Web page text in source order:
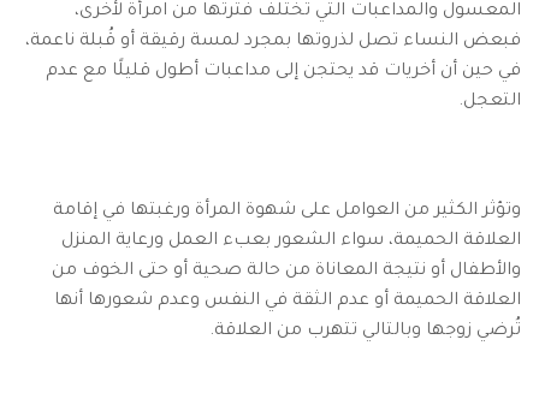
المعسول والمداعبات التي تختلف فترتها من امرأة لأخرى،
فبعض النساء تصل لذروتها بمجرد لمسة رقيقة أو قُبلة ناعمة،
في حين أن أخريات قد يحتجن إلى مداعبات أطول قليلًا مع عدم
التعجل.
وتؤثر الكثير من العوامل على شهوة المرأة ورغبتها في إقامة
العلاقة الحميمة، سواء الشعور بعبء العمل ورعاية المنزل
والأطفال أو نتيجة المعاناة من حالة صحية أو حتى الخوف من
العلاقة الحميمة أو عدم الثقة في النفس وعدم شعورها أنها
تُرضي زوجها وبالتالي تتهرب من العلاقة.